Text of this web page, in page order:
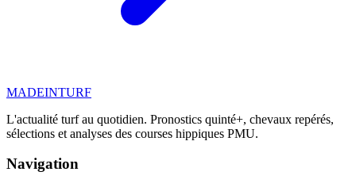
MADEINTURF
L'actualité turf au quotidien. Pronostics quinté+, chevaux repérés,
sélections et analyses des courses hippiques PMU.
Navigation